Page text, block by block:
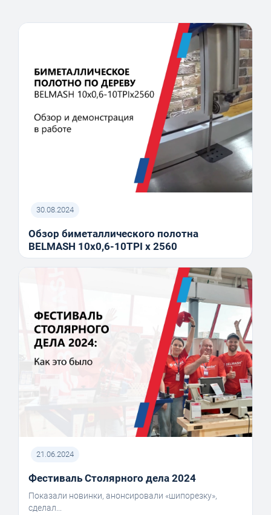
30.08.2024
Обзор биметаллического полотна
BELMASH 10x0,6-10TPI x 2560
21.06.2024
Фестиваль Столярного дела 2024
Показали новинки, анонсировали «шипорезку»,
сделал...